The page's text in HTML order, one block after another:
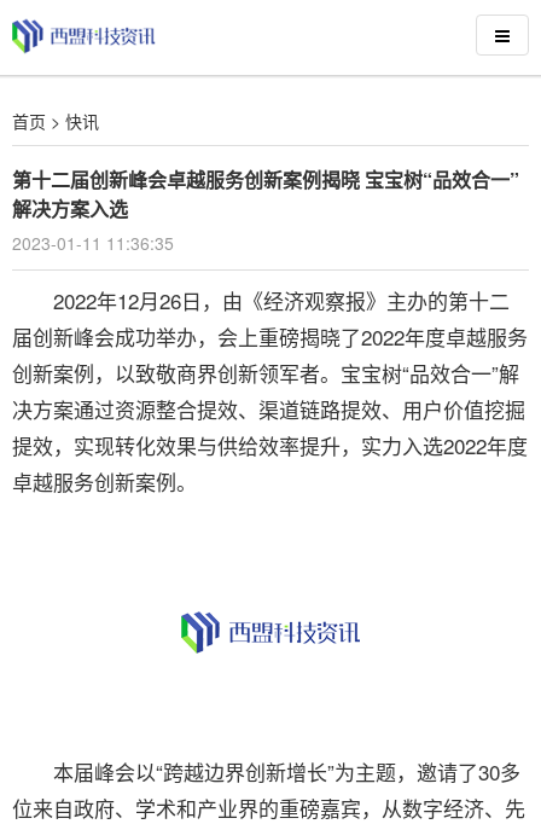
首页 > 快讯
第十二届创新峰会卓越服务创新案例揭晓 宝宝树“品效合一”
解决方案入选
2023-01-11 11:36:35
2022年12月26日，由《经济观察报》主办的第十二
届创新峰会成功举办，会上重磅揭晓了2022年度卓越服务
创新案例，以致敬商界创新领军者。宝宝树“品效合一”解
决方案通过资源整合提效、渠道链路提效、用户价值挖掘
提效，实现转化效果与供给效率提升，实力入选2022年度
卓越服务创新案例。
本届峰会以“跨越边界创新增长”为主题，邀请了30多
位来自政府、学术和产业界的重磅嘉宾，从数字经济、先